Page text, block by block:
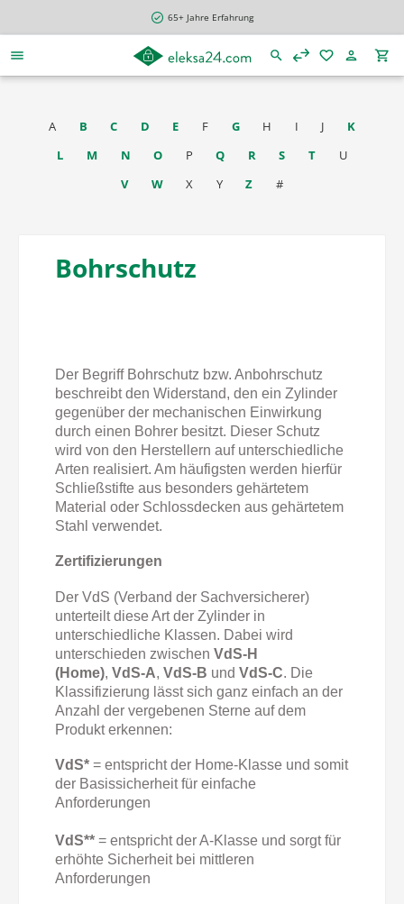
65+ Jahre Erfahrung
A B C D E F G H I J
K
L
M N O P Q R S T
U
V
W X Y Z #
Bohrschutz
Der Begriff Bohrschutz bzw. Anbohrschutz
beschreibt den Widerstand, den ein Zylinder
gegenüber der mechanischen Einwirkung
durch einen Bohrer besitzt. Dieser Schutz
wird von den Herstellern auf unterschiedliche
Arten realisiert. Am häufigsten werden hierfür
Schließstifte aus besonders gehärtetem
Material oder Schlossdecken aus gehärtetem
Stahl verwendet.
Zertifizierungen
Der VdS (Verband der Sachversicherer)
unterteilt diese Art der Zylinder in
unterschiedliche Klassen. Dabei wird
unterschieden zwischen VdS-H
(Home), VdS-A, VdS-B und VdS-C. Die
Klassifizierung lässt sich ganz einfach an der
Anzahl der vergebenen Sterne auf dem
Produkt erkennen:
VdS* = entspricht der Home-Klasse und somit
der Basissicherheit für einfache
Anforderungen
VdS** = entspricht der A-Klasse und sorgt für
erhöhte Sicherheit bei mittleren
Anforderungen